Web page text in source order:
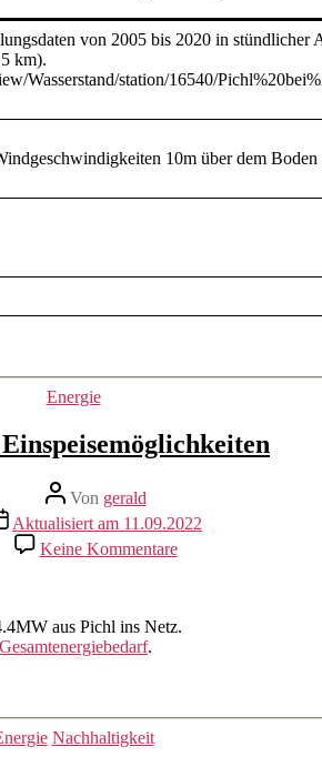
von 2005 bis 2020 in
km).
Wasserstand/station/16540/
10m über dem
Kategorien
Energie
Beitragsautor
Von gerald
Aktualisiert am 11.09.2022
Keine Kommentarezu
Stromnetz
aus Pichl ins Netz.
Gesamtenergiebedarf.
Kategorien
Nachhaltigkeit